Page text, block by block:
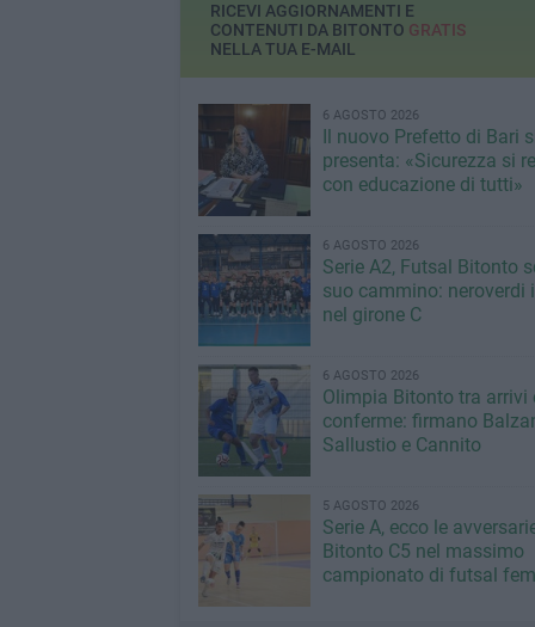
RICEVI AGGIORNAMENTI E
CONTENUTI DA BITONTO GRATIS
NELLA TUA E-MAIL
6 AGOSTO 2026
Il nuovo Prefetto di Bari
presenta: «Sicurezza si
con educazione di tutti»
6 AGOSTO 2026
Serie A2, Futsal Bitonto
suo cammino: neroverdi
nel girone C
6 AGOSTO 2026
Olimpia Bitonto tra arrivi
conferme: firmano
Sallustio e Cannito
5 AGOSTO 2026
Serie A, ecco le
Bitonto C5 nel massimo
campionato di futsal